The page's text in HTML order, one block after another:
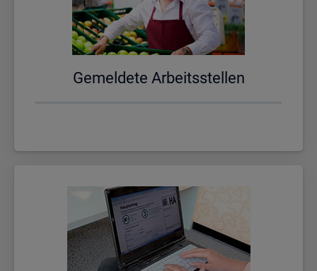
Ge­mel­de­te Ar­beits­stel­len